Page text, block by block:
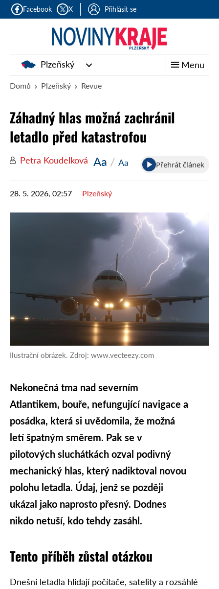
Facebook X Přihlásit se
Plzeňský Menu
Domů Plzeňský Revue
Záhadný hlas možná zachránil
letadlo před katastrofou
Petra Koudelková Aa / Aa Přehrát článek
28. 5. 2026, 02:57 Plzeňský
Ilustrační obrázek. Zdroj: www.vecteezy.com
Nekonečná tma nad severním
Atlantikem, bouře, nefungující navigace a
posádka, která si uvědomila, že možná
letí špatným směrem. Pak se v
pilotových sluchátkách ozval podivný
mechanický hlas, který nadiktoval novou
polohu letadla. Údaj, jenž se později
ukázal jako naprosto přesný. Dodnes
nikdo netuší, kdo tehdy zasáhl.
Tento příběh zůstal otázkou
Dnešní letadla hlídají počítače, satelity a rozsáhlé